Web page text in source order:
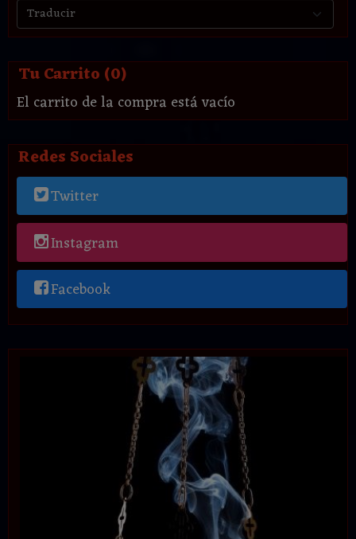
Tu Carrito (0)
El carrito de la compra está vacío
Redes Sociales
Twitter
Instagram
Facebook